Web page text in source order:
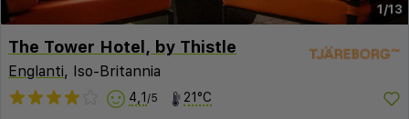
1/13
The Tower Hotel, by Thistle
Englanti, Iso-Britannia
4,1 /5 21°C